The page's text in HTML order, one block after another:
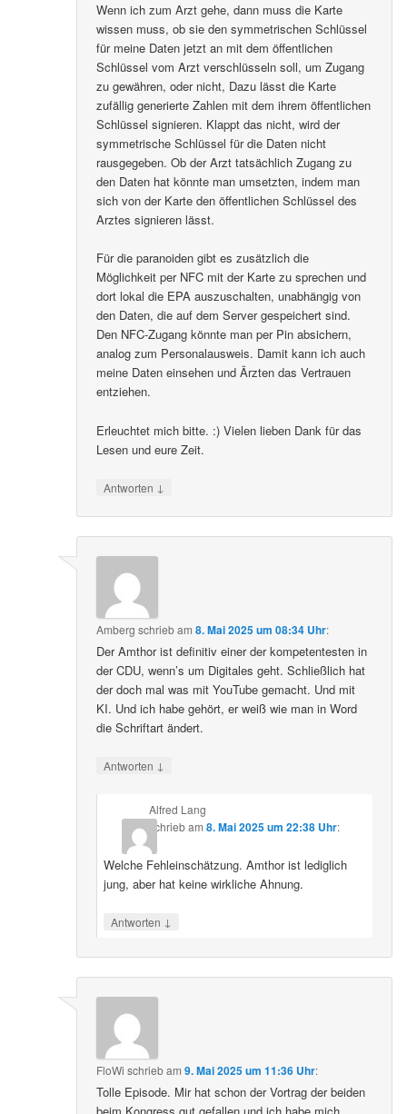
Wenn ich zum Arzt gehe, dann muss die Karte
wissen muss, ob sie den symmetrischen Schlüssel
für meine Daten jetzt an mit dem öffentlichen
Schlüssel vom Arzt verschlüsseln soll, um Zugang
zu gewähren, oder nicht, Dazu lässt die Karte
zufällig generierte Zahlen mit dem ihrem öffentlichen
Schlüssel signieren. Klappt das nicht, wird der
symmetrische Schlüssel für die Daten nicht
rausgegeben. Ob der Arzt tatsächlich Zugang zu
den Daten hat könnte man umsetzten, indem man
sich von der Karte den öffentlichen Schlüssel des
Arztes signieren lässt.
Für die paranoiden gibt es zusätzlich die
Möglichkeit per NFC mit der Karte zu sprechen und
dort lokal die EPA auszuschalten, unabhängig von
den Daten, die auf dem Server gespeichert sind.
Den NFC-Zugang könnte man per Pin absichern,
analog zum Personalausweis. Damit kann ich auch
meine Daten einsehen und Ärzten das Vertrauen
entziehen.
Erleuchtet mich bitte. :) Vielen lieben Dank für das
Lesen und eure Zeit.
Antworten ↓
Amberg schriebam8. Mai 2025 um 08:34 Uhr:
Der Amthor ist definitiv einer der kompetentesten in
der CDU, wenn’s um Digitales geht. Schließlich hat
der doch mal was mit YouTube gemacht. Und mit
KI. Und ich habe gehört, er weiß wie man in Word
die Schriftart ändert.
Antworten ↓
Alfred Lang
schriebam 8. Mai 2025 um 22:38 Uhr:
Welche Fehleinschätzung. Amthor ist lediglich
jung, aber hat keine wirkliche Ahnung.
Antworten ↓
FloWi schriebam9. Mai 2025 um 11:36 Uhr:
Tolle Episode. Mir hat schon der Vortrag der beiden